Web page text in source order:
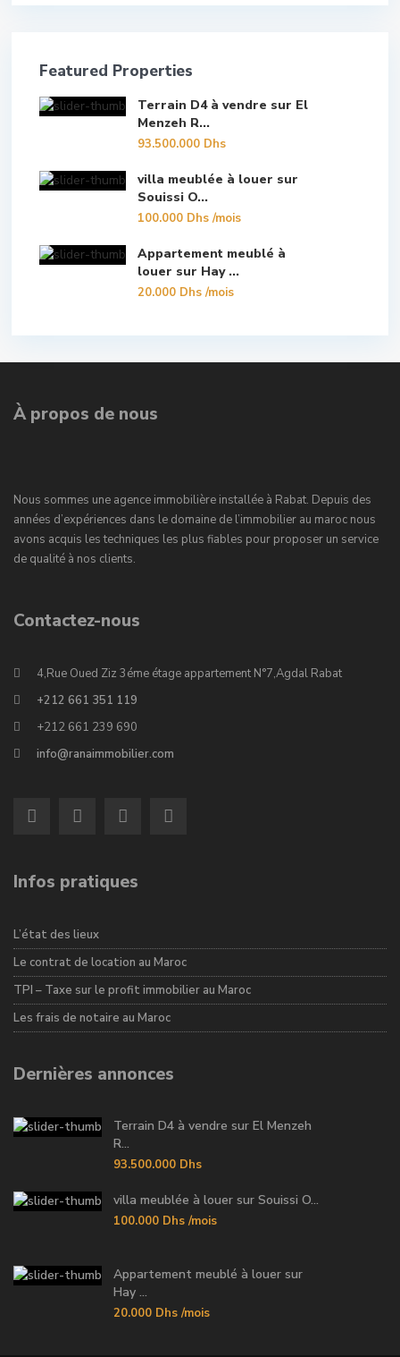
Featured Properties
Terrain D4 à vendre sur El
Menzeh R...
93.500.000 Dhs
villa meublée à louer sur
Souissi O...
100.000 Dhs/mois
Appartement meublé à
louer sur Hay ...
20.000 Dhs/mois
À propos de nous
Nous sommes une agence immobilière installée à Rabat. Depuis des
années d’expériences dans le domaine de l’immobilier au maroc nous
avons acquis les techniques les plus fiables pour proposer un service
de qualité à nos clients.
Contactez-nous
4,Rue Oued Ziz 3éme étage appartement N°7,Agdal Rabat
+212 661 351 119
+212 661 239 690
info@ranaimmobilier.com
Infos pratiques
L’état des lieux
Le contrat de location au Maroc
TPI – Taxe sur le profit immobilier au Maroc
Les frais de notaire au Maroc
Dernières annonces
Terrain D4 à vendre sur El Menzeh
R...
93.500.000 Dhs
villa meublée à louer sur Souissi O...
100.000 Dhs /mois
Appartement meublé à louer sur
Hay ...
20.000 Dhs /mois